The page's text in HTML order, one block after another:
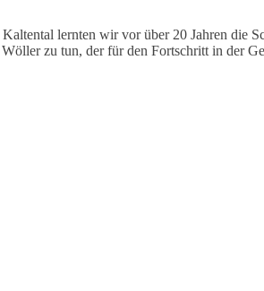
lernten wir vor über 20 Jahren die
zu tun, der für den Fortschritt in der